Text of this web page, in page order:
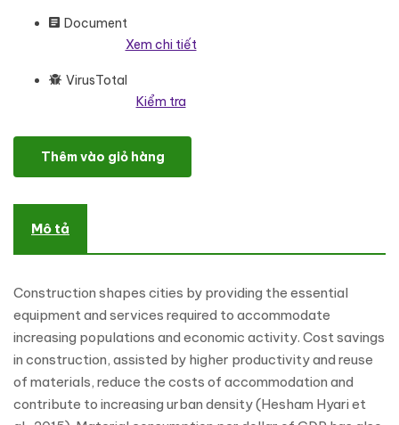
Document
Xem chi tiết
VirusTotal
Kiểm tra
Myconst - Construction WordPress Theme số lượng
Thêm vào giỏ hàng
Mô tả
Construction shapes cities by providing the essential
equipment and services required to accommodate
increasing populations and economic activity. Cost savings
in construction, assisted by higher productivity and reuse
of materials, reduce the costs of accommodation and
contribute to increasing urban density (Hesham Hyari et